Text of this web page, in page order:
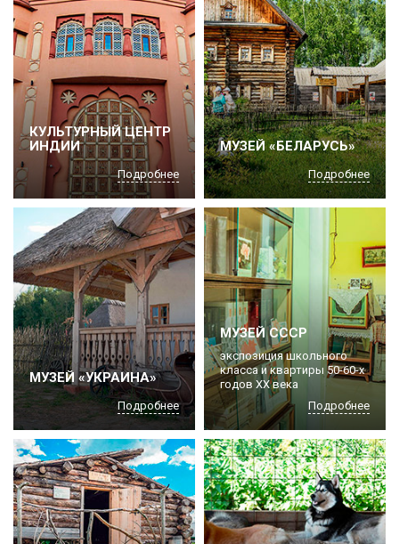
КУЛЬТУРНЫЙ ЦЕНТР
ИНДИИ
Подробнее
МУЗЕЙ «БЕЛАРУСЬ»
Подробнее
МУЗЕЙ «УКРАИНА»
Подробнее
МУЗЕЙ СССР
экспозиция школьного
класса и квартиры 50-60-х
годов ХХ века
Подробнее